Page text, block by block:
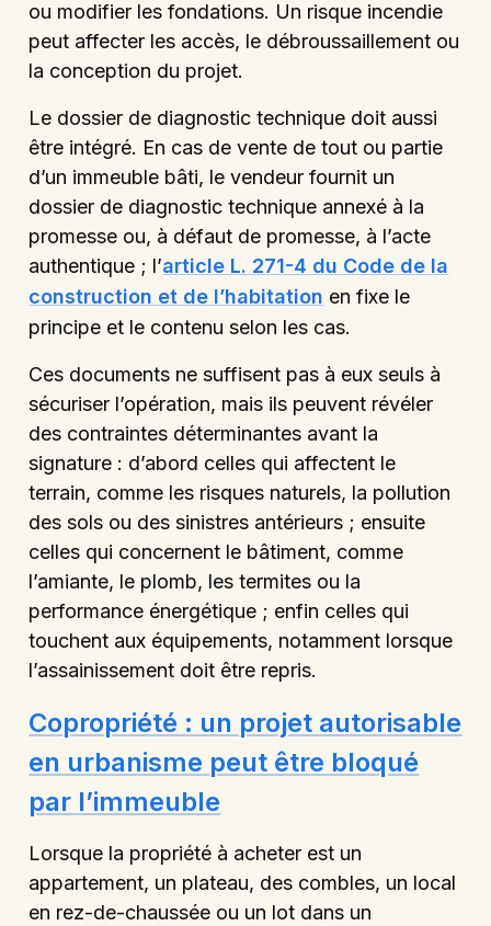
ou modifier les fondations. Un risque incendie
peut affecter les accès, le débroussaillement ou
la conception du projet.
Le dossier de diagnostic technique doit aussi
être intégré. En cas de vente de tout ou partie
d’un immeuble bâti, le vendeur fournit un
dossier de diagnostic technique annexé à la
promesse ou, à défaut de promesse, à l’acte
authentique ; l’article L. 271-4 du Code de la
construction et de l’habitation en fixe le
principe et le contenu selon les cas.
Ces documents ne suffisent pas à eux seuls à
sécuriser l’opération, mais ils peuvent révéler
des contraintes déterminantes avant la
signature : d’abord celles qui affectent le
terrain, comme les risques naturels, la pollution
des sols ou des sinistres antérieurs ; ensuite
celles qui concernent le bâtiment, comme
l’amiante, le plomb, les termites ou la
performance énergétique ; enfin celles qui
touchent aux équipements, notamment lorsque
l’assainissement doit être repris.
Copropriété : un projet autorisable
en urbanisme peut être bloqué
par l’immeuble
Lorsque la propriété à acheter est un
appartement, un plateau, des combles, un local
en rez-de-chaussée ou un lot dans un